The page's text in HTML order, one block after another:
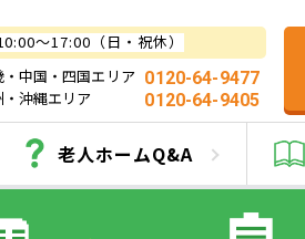
～17:00（日・祝休）
・中国・四国エリア 0120-64-9477
・沖縄エリア 0120-64-9405
老人ホームQ&A
ラ守口